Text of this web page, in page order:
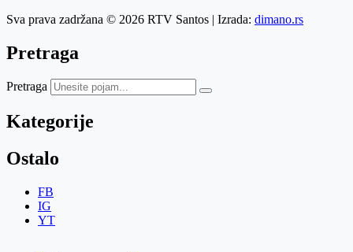
Sva prava zadržana © 2026 RTV Santos | Izrada: dimano.rs
Pretraga
Pretraga
Kategorije
Ostalo
FB
IG
YT